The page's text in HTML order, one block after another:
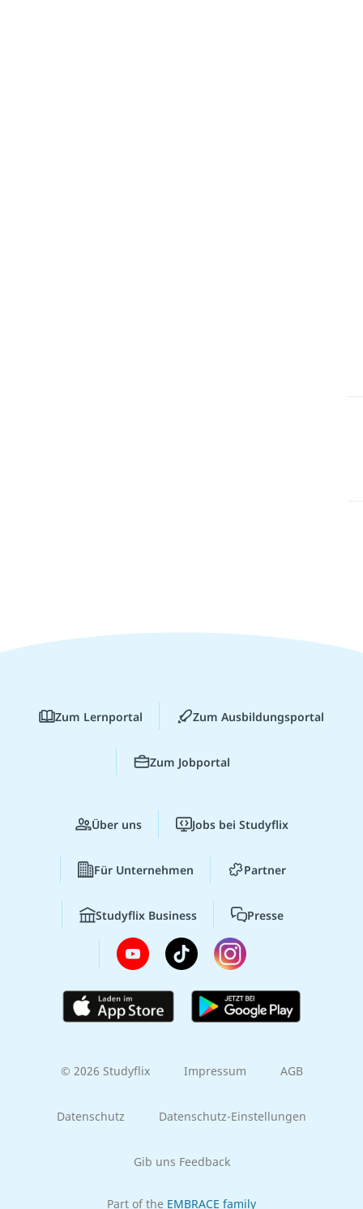
Zum Lernportal Zum Ausbildungsportal
Zum Jobportal
Über uns Jobs bei Studyflix
Für Unternehmen Partner
Studyflix Business Presse
© 2026 Studyflix Impressum AGB
Datenschutz Datenschutz-Einstellungen
Gib uns Feedback
Part of the EMBRACE family